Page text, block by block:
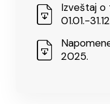
Izveštaj o
01.01.-
2025.